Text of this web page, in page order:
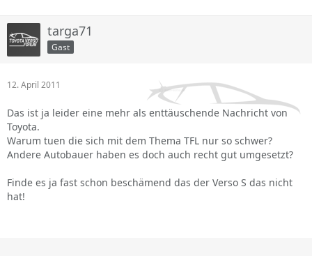
targa71
Gast
12. April 2011
Das ist ja leider eine mehr als enttäuschende Nachricht von
Toyota.
Warum tuen die sich mit dem Thema TFL nur so schwer?
Andere Autobauer haben es doch auch recht gut umgesetzt?
Finde es ja fast schon beschämend das der Verso S das nicht
hat!